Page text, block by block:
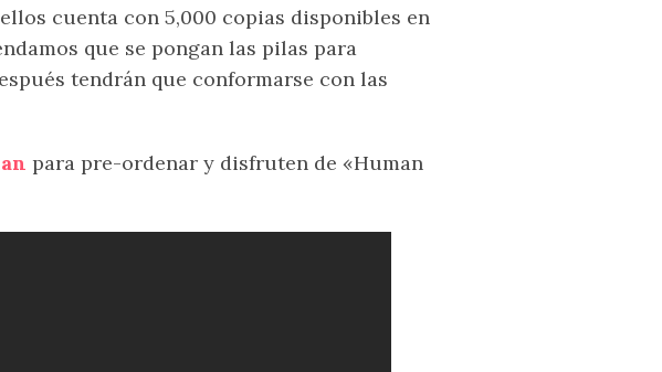
cuenta con 5,000 copias disponibles en
que se pongan las pilas para
tendrán que conformarse con las
para pre-ordenar y disfruten de «Human